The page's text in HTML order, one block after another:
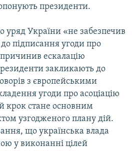
президенти.
уряд України «не забезпечив
підписання угоди про
ескалацію
закликають до
з європейськими
угоди про асоціацію
крок стане основним
узгодженого плану дій.
що українська влада
у виконанні цілей